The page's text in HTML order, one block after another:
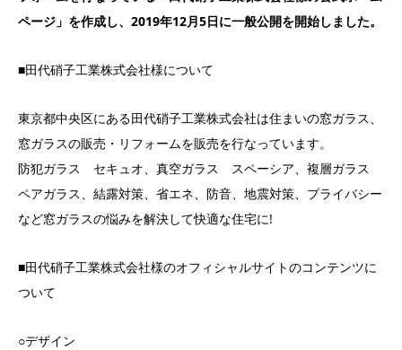
ページ」を作成し、2019年12月5日に一般公開を開始しました。
■田代硝子工業株式会社様について
東京都中央区にある田代硝子工業株式会社は住まいの窓ガラス、
窓ガラスの販売・リフォームを販売を行なっています。
防犯ガラス セキュオ、真空ガラス スペーシア、複層ガラス
ペアガラス、結露対策、省エネ、防音、地震対策、プライバシー
など窓ガラスの悩みを解決して快適な住宅に!
■田代硝子工業株式会社様のオフィシャルサイトのコンテンツに
ついて
○デザイン